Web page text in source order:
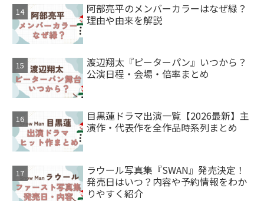
阿部亮平のメンバーカラーはなぜ緑？
理由や由来を解説
渡辺翔太『ピーターパン』いつから？
公演日程・会場・倍率まとめ
目黒蓮ドラマ出演一覧【2026最新】主
演作・代表作を全作品時系列まとめ
ラウール写真集『SWAN』発売決定！
発売日はいつ？内容や予約情報をわか
りやすく紹介